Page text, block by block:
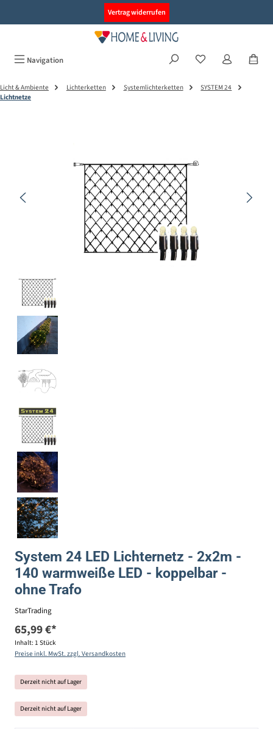
Vertrag widerrufen
Navigation
Licht & Ambiente Lichterketten Systemlichterketten
SYSTEM 24
Lichtnetze
System 24 LED Lichternetz - 2x2m -
140 warmweiße LED - koppelbar -
ohne Trafo
StarTrading
65,99 €*
Inhalt: 1 Stück
Preise inkl. MwSt. zzgl. Versandkosten
Derzeit nicht auf Lager
Derzeit nicht auf Lager